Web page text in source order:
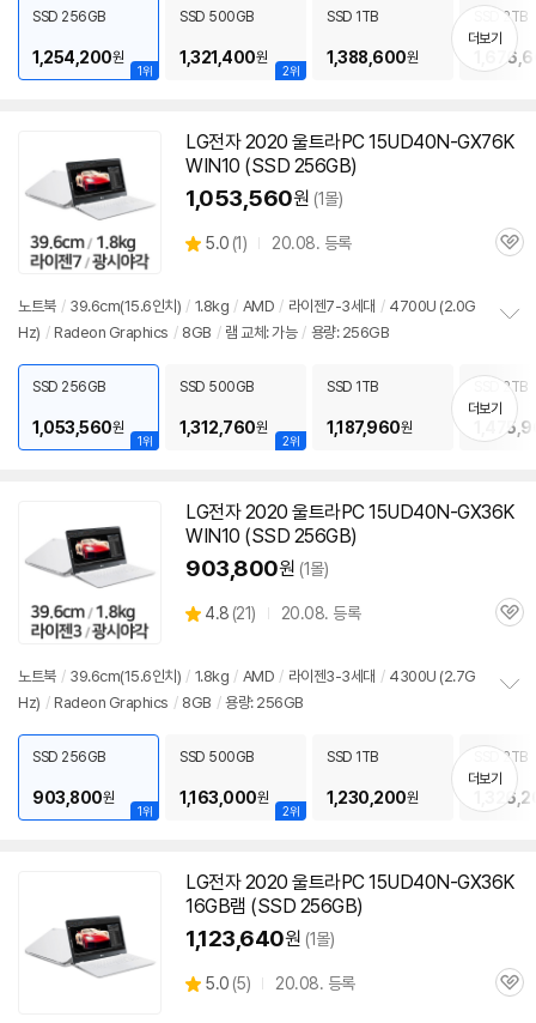
펼
치
기
1위
SSD 256GB
1,254,200원
2위
SSD 500GB
1,321,400원
SSD 1TB
1,388,600원
SSD 2TB
더보기
LG전자 2020 울트라PC 15UD40N-GX76K
WIN10 (SSD 256GB)
1,053,560원 (1몰)
별
5.0 (상
뷰
1) 20.08. 등록
관
노트북 / 39.6cm(15.6인치) / 1.8kg / AMD / 라이젠7-3세대 / 4700U (2.0G
Hz) / Radeon Graphics / 8GB / 램 교체: 가능 / 용량: 256GB
펼
치
기
1위
SSD 256GB
1,053,560원
2위
SSD 500GB
1,312,760원
SSD 1TB
1,187,960원
SSD 2TB
더보기
LG전자 2020 울트라PC 15UD40N-GX36K
WIN10 (SSD 256GB)
903,800원 (1몰)
별
4.8 (상
뷰
21) 20.08. 등록
관
노트북 / 39.6cm(15.6인치) / 1.8kg / AMD / 라이젠3-3세대 / 4300U (2.7G
Hz) / Radeon Graphics / 8GB / 용량: 256GB
펼
치
기
1위
SSD 256GB
903,800원
2위
SSD 500GB
1,163,000원
SSD 1TB
1,230,200원
SSD 2TB
더보기
LG전자 2020 울트라PC 15UD40N-GX36K
16GB램 (SSD 256GB)
1,123,640원 (1몰)
별
5.0 (상
5) 20.08. 등록
관